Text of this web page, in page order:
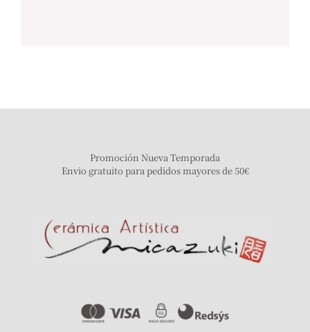
Promoción Nueva Temporada
Envio gratuito para pedidos mayores de 50€